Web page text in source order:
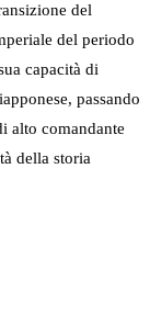
del
del periodo
capacità di
passando
alto comandante
della storia